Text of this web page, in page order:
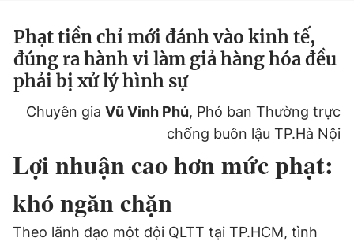
Phạt tiền chỉ mới đánh vào kinh tế,
đúng ra hành vi làm giả hàng hóa đều
phải bị xử lý hình sự
Chuyên gia Vũ Vinh Phú, Phó ban Thường trực
chống buôn lậu TP.Hà Nội
Lợi nhuận cao hơn mức phạt:
khó ngăn chặn
Theo lãnh đạo một đội QLTT tại TP.HCM, tình